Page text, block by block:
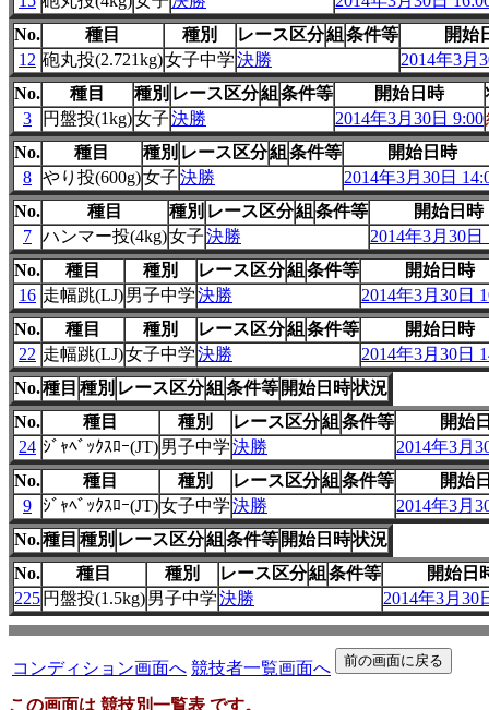
No.
種目 種別 レース区分組 条件等
開始
12 砲丸投(2.721kg)女子中学決勝
2014年3月
No.
種目 種別 レース区分組 条件等 開始日時
3
円盤投(1kg)女子決勝 2014年3月30日 9:00
No.
種目 種別 レース区分組 条件等
開始日時
8 やり投(600g)女子決勝
2014年3月30日
No.
種目 種別 レース区分組 条件等
開始日時
7 ハンマー投(4kg)女子決勝
2014年3月30日
No.
種目 種別 レース区分組 条件等
開始日時
16 走幅跳(LJ)男子中学決勝
2014年3月30日
No.
種目 種別 レース区分組 条件等
開始日時
22 走幅跳(LJ)女子中学決勝
2014年3月30日
No.種目 種別 レース区分組 条件等 開始日時状況
No.
種目 種別 レース区分組 条件等
開始
24 ｼﾞｬﾍﾞｯｸｽﾛｰ(JT)男子中学決勝
2014年3月
No.
種目 種別 レース区分組 条件等
開始
9
ｼﾞｬﾍﾞｯｸｽﾛｰ(JT)女子中学決勝
2014年3月
No.種目 種別 レース区分組 条件等 開始日時状況
No.
種目 種別 レース区分組 条件等
開始日
225 円盤投(1.5kg)男子中学決勝 2014年3月30
コンディション画面へ 競技者一覧画面へ
この画面は 競技別一覧表 です。